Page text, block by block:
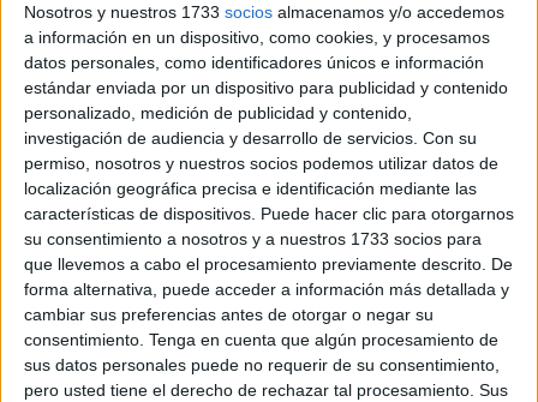
Nosotros y nuestros 1733 socios almacenamos y/o accedemos
a información en un dispositivo, como cookies, y procesamos
datos personales, como identificadores únicos e información
estándar enviada por un dispositivo para publicidad y contenido
personalizado, medición de publicidad y contenido,
investigación de audiencia y desarrollo de servicios. Con su
permiso, nosotros y nuestros socios podemos utilizar datos de
localización geográfica precisa e identificación mediante las
características de dispositivos. Puede hacer clic para otorgarnos
su consentimiento a nosotros y a nuestros 1733 socios para
que llevemos a cabo el procesamiento previamente descrito. De
forma alternativa, puede acceder a información más detallada y
cambiar sus preferencias antes de otorgar o negar su
consentimiento. Tenga en cuenta que algún procesamiento de
sus datos personales puede no requerir de su consentimiento,
pero usted tiene el derecho de rechazar tal procesamiento. Sus
La Dirección Provincial del Servicio Público de Empleo
Estatal (SEPE) en Ceuta ha emitido su resolución
definitiva por la que adjudica la subvención
correspondiente a programas de escuelas taller, casas de
oficios ytalleres de empleo. Así lo publica elBOCCE
martes.
Los proyectos asignados son Taller de Empleo Santa
Catalina II, de la Ciudad; Taller de Empleo Sidi Embarek,
de la Ciudad; Escuela Taller Puerta Califal, de la Ciudad;
Taller de Empleo Baluarte de los Mallorquines, de la
Ciudad; Taller de Empleo Los Hornillos, de la Ciudad;
Taller de Empleo Las Campanillas, de la Ciudad; Taller de